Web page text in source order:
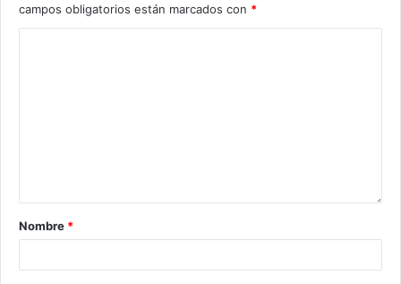
campos obligatorios están marcados con *
Nombre *